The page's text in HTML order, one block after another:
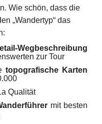
Wie schön, dass die
„Wandertyp“ das
Wegbeschreibung
zur Tour
topografische Karten
Qualität
mit besten